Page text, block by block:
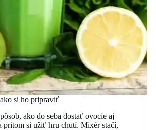
si ho pripraviť
ako do seba dostať ovocie aj
pritom si užiť hru chutí. Mixér stačí,